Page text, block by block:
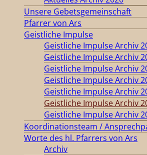
Unsere Gebetsgemeinschaft
Pfarrer von Ars
Geistliche Impulse
Geistliche Impulse Archiv
Geistliche Impulse Archiv
Geistliche Impulse Archiv
Geistliche Impulse Archiv
Geistliche Impulse Archiv
Geistliche Impulse Archiv
Geistliche Impulse Archiv
Koordinationsteam /
Worte des hl. Pfarrers von Ars
Archiv